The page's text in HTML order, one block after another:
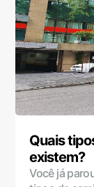
Quais
existem?
Você já